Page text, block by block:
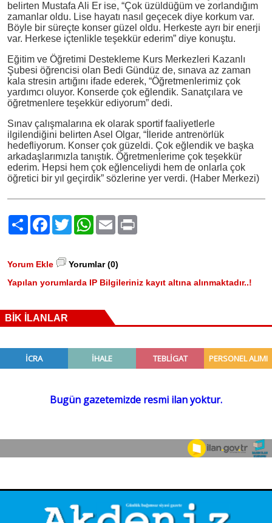
belirten Mustafa Ali Er ise, “Çok üzüldüğüm ve zorlandığım
zamanlar oldu. Lise hayatı nasıl geçecek diye korkum var.
Böyle bir süreçte konser güzel oldu. Herkeste ayrı bir enerji
var. Herkese içtenlikle teşekkür ederim” diye konuştu.
Eğitim ve Öğretimi Destekleme Kurs Merkezleri Kazanlı
Şubesi öğrencisi olan Bedi Gündüz de, sınava az zaman
kala stresin artığını ifade ederek, “Öğretmenlerimiz çok
yardımcı oluyor. Konserde çok eğlendik. Sanatçılara ve
öğretmenlere teşekkür ediyorum” dedi.
Sınav çalışmalarına ek olarak sportif faaliyetlerle
ilgilendiğini belirten Asel Olgar, “İleride antrenörlük
hedefliyorum. Konser çok güzeldi. Çok eğlendik ve başka
arkadaşlarımızla tanıştık. Öğretmenlerime çok teşekkür
ederim. Hepsi hem çok eğlenceliydi hem de onlarla çok
öğretici bir yıl geçirdik” sözlerine yer verdi. (Haber Merkezi)
PaylaşFacebook
TwitterWhatsApp
EmailPrint
Yorum Ekle
Yorumlar (0)
Yapılan yorumlarda IP Bilgileriniz kayıt altına alınmaktadır..!
BİK İLANLAR